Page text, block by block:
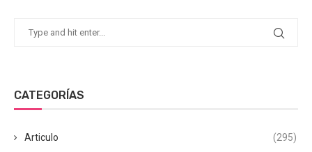
CATEGORÍAS
Articulo (295)